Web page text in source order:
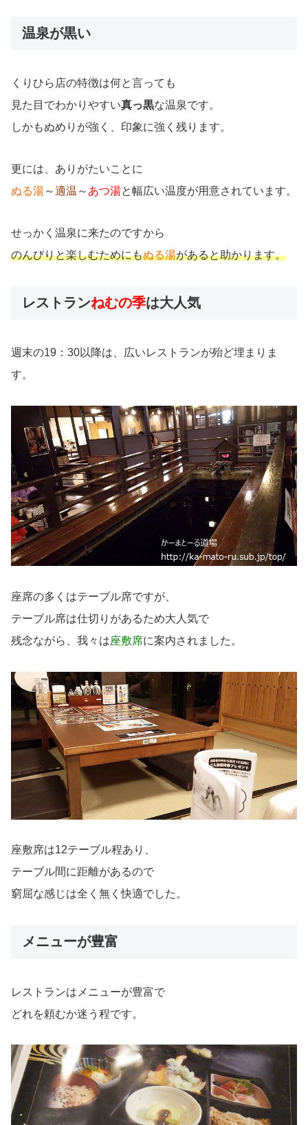
温泉が黒い
くりひら店の特徴は何と言っても
見た目でわかりやすい真っ黒な温泉です。
しかもぬめりが強く、印象に強く残ります。
更には、ありがたいことに
ぬる湯～適温 ～ あつ湯と幅広い温度が用意されています。
せっかく温泉に来たのですから
のんびりと楽しむためにもぬる湯があると助かります。
レストランねむの季は大人気
週末の19：30以降は、広いレストランが殆ど埋まりま
す。
座席の多くはテーブル席ですが、
テーブル席は仕切りがあるため大人気で
残念ながら、我々は座敷席に案内されました。
座敷席は12テーブル程あり、
テーブル間に距離があるので
窮屈な感じは全く無く快適でした。
メニューが豊富
レストランはメニューが豊富で
どれを頼むか迷う程です。